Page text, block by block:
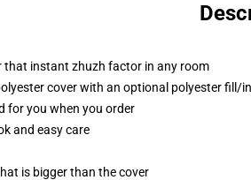
instant zhuzh factor in any room
cover with an optional polyester fill/
for you when you order
and easy care
is bigger than the cover